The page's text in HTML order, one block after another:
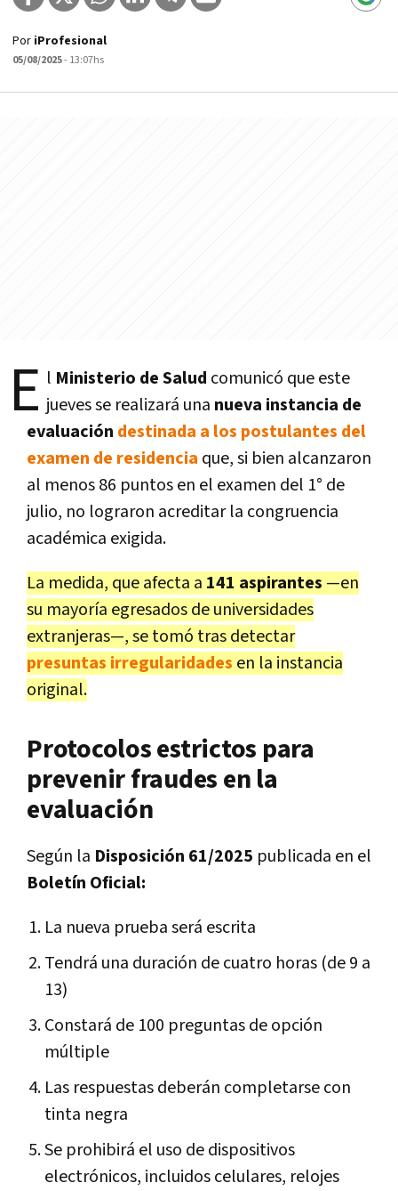
Por iProfesional
05/08/2025- 13:07hs
E l Ministerio de Salud comunicó que este
jueves se realizará una nueva instancia de
evaluación destinada a los postulantes del
examen de residencia que, si bien alcanzaron
al menos 86 puntos en el examen del 1° de
julio, no lograron acreditar la congruencia
académica exigida.
La medida, que afecta a 141 aspirantes —en
su mayoría egresados de universidades
extranjeras—, se tomó tras detectar
presuntas irregularidades en la instancia
original.
Protocolos estrictos para
prevenir fraudes en la
evaluación
Según la Disposición 61/2025 publicada en el
Boletín Oficial:
La nueva prueba será escrita
Tendrá una duración de cuatro horas (de 9 a
13)
Constará de 100 preguntas de opción
múltiple
Las respuestas deberán completarse con
tinta negra
Se prohibirá el uso de dispositivos
electrónicos, incluidos celulares, relojes